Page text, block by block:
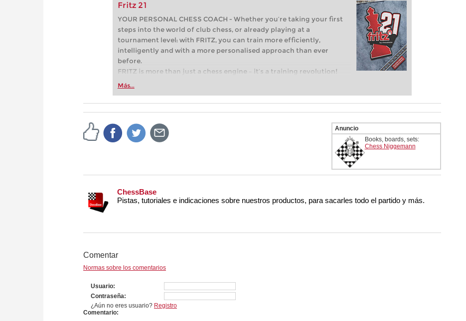
Fritz 21
YOUR PERSONAL CHESS COACH - Whether you’re taking your first
steps into the world of club chess, or already playing at a
tournament level: with FRITZ, you can train more efficiently,
intelligently and with a more personalised approach than ever
before.
FRITZ is more than just a chess engine – it’s a training revolution!
Whether you’re taking your first steps into the world of club chess,
more efficiently, intelligently and with a more personalised
approach than ever before.
Más...
Anuncio
Books, boards, sets:
Chess Niggemann
ChessBase
Pistas, tutoriales e indicaciones sobre nuestros productos, para sacarles todo el partido y más.
Comentar
Normas sobre los comentarios
Usuario
Contraseña
¿Aún no eres usuario? Registro
Comentario